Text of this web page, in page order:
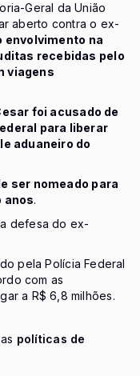
Geral da União
aberto contra o ex-
envolvimento na
recebidas pelo
viagens
foi acusado de
para liberar
aduaneiro do
ser nomeado para
anos.
defesa do ex-
pela Polícia Federal
com as
a R$ 6,8 milhões.
políticas de